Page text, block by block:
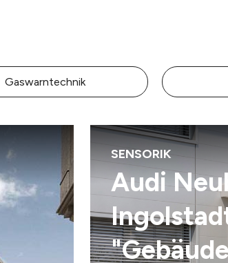
Gaswarntechnik
SENSORIK
Audi